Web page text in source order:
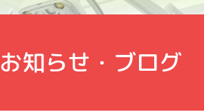
お知らせ・ブログ